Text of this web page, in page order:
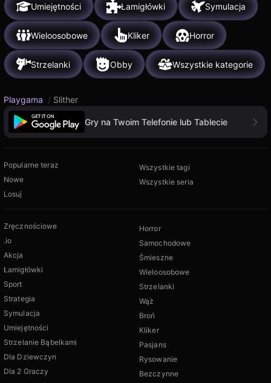
Umiejętności Łamigłówki Symulacja
Wieloosobowe Kliker Horror
Strzelanki Obby Wszystkie kategorie
Playgama / Slither
Gry na Twoim Telefonie lub Tablecie
Popularne teraz
Nowe
Losuj
Wszystkie tagi
Wszystkie seria
Zręcznościowe
.io
Akcja
Łamigłówki
Sport
Strategia
Symulacja
Umiejętności
Strzelanie Bąbelkami
Dla Dziewczyn
Dla 2 Graczy
Horror
Samochodowe
Śmieszne
Wieloosobowe
Strzelanki
Wąż
Broń
Kliker
Pasjans
Rysowanie
Bezczynne